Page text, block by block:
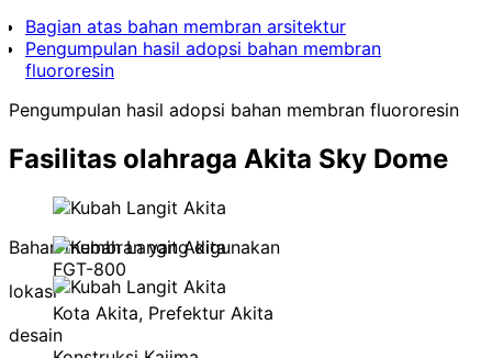
Bagian atas bahan membran arsitektur
Pengumpulan hasil adopsi bahan membran
fluororesin
Pengumpulan hasil adopsi bahan membran fluororesin
Fasilitas olahraga Akita Sky Dome
Bahan membran yang digunakan
FGT-800
lokasi
Kota Akita, Prefektur Akita
desain